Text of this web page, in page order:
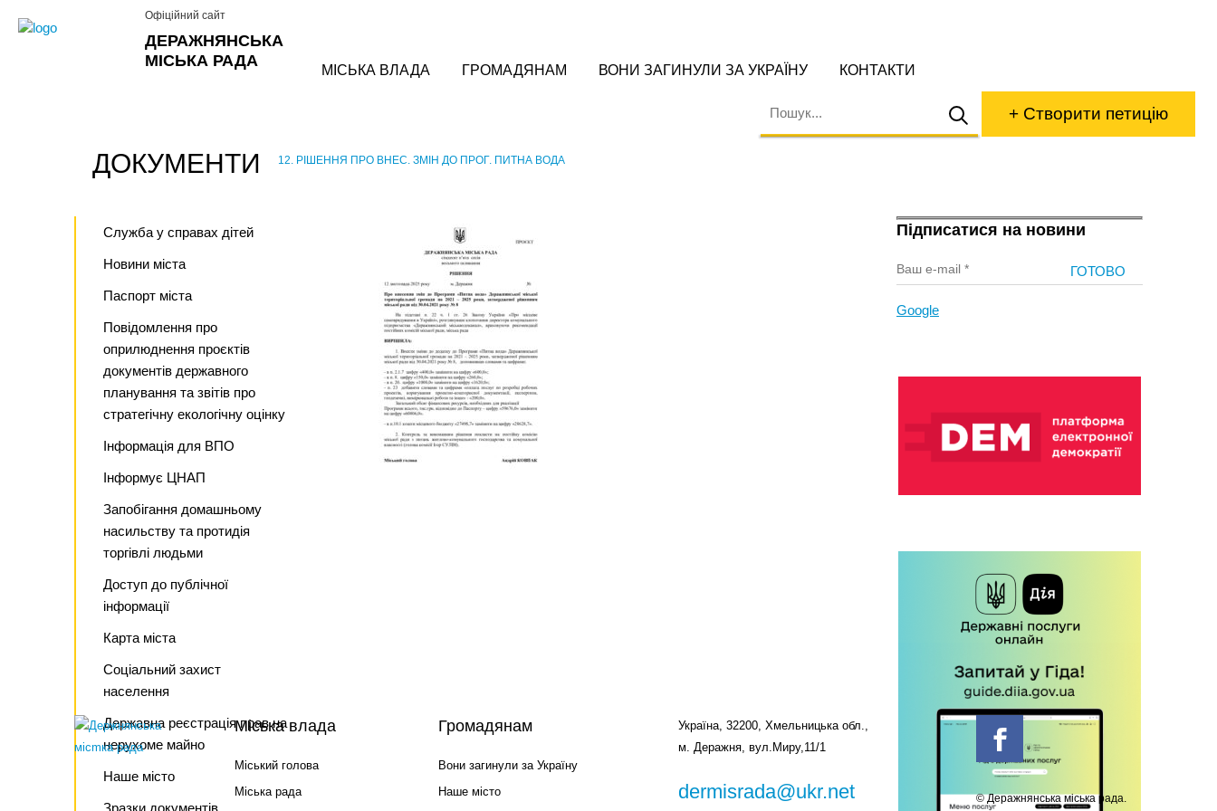
ДЕРАЖНЯНСЬКА
МІСЬКА РАДА
Офіційний сайт
МІСЬКА ВЛАДА ГРОМАДЯНАМ ВОНИ ЗАГИНУЛИ ЗА УКРАЇНУ КОНТАКТИ
+ Створити петицію
ДОКУМЕНТИ 12. РІШЕННЯ ПРО ВНЕС. ЗМІН ДО ПРОГ. ПИТНА ВОДА
Служба у справах дітей
Новини міста
Паспорт міста
Повідомлення про
оприлюднення проєктів
документів державного
планування та звітів про
стратегічну екологічну оцінку
Інформація для ВПО
Інформує ЦНАП
Запобігання домашньому
насильству та протидія
торгівлі людьми
Доступ до публічної
інформації
Карта міста
Соціальний захист
населення
Державна реєстрація прав на
нерухоме майно
Наше місто
Зразки документів
Підписатися на новини
Google
Міська влада
Міський голова
Міська рада
Громадянам
Вони загинули за Україну
Наше місто
Україна, 32200, Хмельницька обл.,
м. Деражня, вул.Миру,11/1
dermisrada@ukr.net
© Деражнянська міська рада.